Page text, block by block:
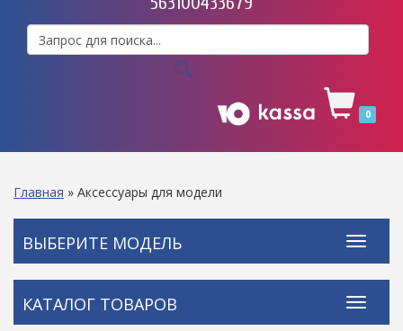
0
Главная » Аксессуары для модели
ВЫБЕРИТЕ МОДЕЛЬ
КАТАЛОГ ТОВАРОВ